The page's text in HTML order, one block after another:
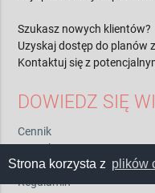
Strona korzysta z plików
najlepsze oferty
Szukasz nowych klientów?
Kontaktuj się z
DOWIEDZ SIĘ
Cennik